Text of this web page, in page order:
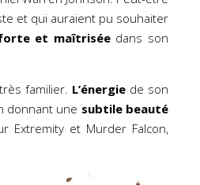
et qui auraient pu souhaiter
et maîtriséedans son
familier. L’énergiede son
donnant une subtile beauté
Extremity et Murder Falcon,